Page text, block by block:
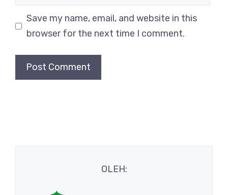
Save my name, email, and website in this
browser for the next time I comment.
OLEH: